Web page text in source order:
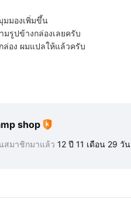
มมองเพิ่มขึ้น
รูปข้างกล่องเลยครับ
ล่อง ผมแปลให้แล้วครับ
shop
สมาชิกมาแล้ว 12 ปี 11 เดือน 29 วัน